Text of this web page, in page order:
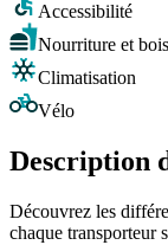
Accessibilité
Nourriture et
Climatisation
Vélo
Description
Découvrez les
chaque transporteur